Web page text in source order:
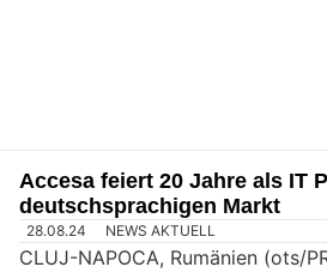
Accesa feiert 20 Jahre als IT
deutschsprachigen Markt
28.08.24 NEWS AKTUELL
CLUJ-NAPOCA, Rumänien (ots/